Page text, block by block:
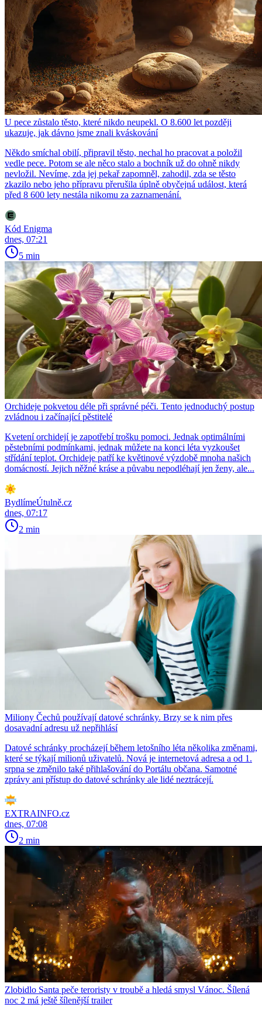
U pece zůstalo těsto, které nikdo neupekl. O 8.600 let později
ukazuje, jak dávno jsme znali kváskování
Někdo smíchal obilí, připravil těsto, nechal ho pracovat a položil
vedle pece. Potom se ale něco stalo a bochník už do ohně nikdy
nevložil. Nevíme, zda jej pekař zapomněl, zahodil, zda se těsto
zkazilo nebo jeho přípravu přerušila úplně obyčejná událost, která
před 8 600 lety nestála nikomu za zaznamenání.
Kód Enigma
dnes, 07:21
5 min
Orchideje pokvetou déle při správné péči. Tento jednoduchý postup
zvládnou i začínající pěstitelé
Kvetení orchidejí je zapotřebí trošku pomoci. Jednak optimálními
pěstebními podmínkami, jednak můžete na konci léta vyzkoušet
střídání teplot. Orchideje patří ke květinové výzdobě mnoha našich
domácností. Jejich něžné kráse a půvabu nepodléhají jen ženy, ale...
BydlímeÚtulně.cz
dnes, 07:17
2 min
Miliony Čechů používají datové schránky. Brzy se k nim přes
dosavadní adresu už nepřihlásí
Datové schránky procházejí během letošního léta několika změnami,
které se týkají milionů uživatelů. Nová je internetová adresa a od 1.
srpna se změnilo také přihlašování do Portálu občana. Samotné
zprávy ani přístup do datové schránky ale lidé neztrácejí.
EXTRAINFO.cz
dnes, 07:08
2 min
Zlobidlo Santa peče teroristy v troubě a hledá smysl Vánoc. Šílená
noc 2 má ještě šílenější trailer